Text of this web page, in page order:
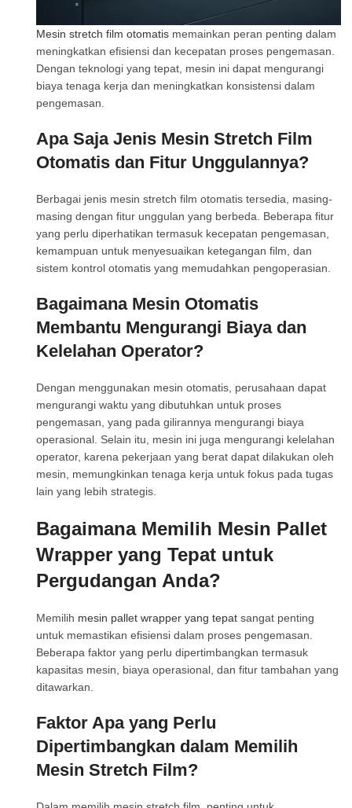
Mesin stretch film otomatis memainkan peran penting dalam
meningkatkan efisiensi dan kecepatan proses pengemasan.
Dengan teknologi yang tepat, mesin ini dapat mengurangi
biaya tenaga kerja dan meningkatkan konsistensi dalam
pengemasan.
Apa Saja Jenis Mesin Stretch Film
Otomatis dan Fitur Unggulannya?
Berbagai jenis mesin stretch film otomatis tersedia, masing-
masing dengan fitur unggulan yang berbeda. Beberapa fitur
yang perlu diperhatikan termasuk kecepatan pengemasan,
kemampuan untuk menyesuaikan ketegangan film, dan
sistem kontrol otomatis yang memudahkan pengoperasian.
Bagaimana Mesin Otomatis
Membantu Mengurangi Biaya dan
Kelelahan Operator?
Dengan menggunakan mesin otomatis, perusahaan dapat
mengurangi waktu yang dibutuhkan untuk proses
pengemasan, yang pada gilirannya mengurangi biaya
operasional. Selain itu, mesin ini juga mengurangi kelelahan
operator, karena pekerjaan yang berat dapat dilakukan oleh
mesin, memungkinkan tenaga kerja untuk fokus pada tugas
lain yang lebih strategis.
Bagaimana Memilih Mesin Pallet
Wrapper yang Tepat untuk
Pergudangan Anda?
Memilih mesin pallet wrapper yang tepat sangat penting
untuk memastikan efisiensi dalam proses pengemasan.
Beberapa faktor yang perlu dipertimbangkan termasuk
kapasitas mesin, biaya operasional, dan fitur tambahan yang
ditawarkan.
Faktor Apa yang Perlu
Dipertimbangkan dalam Memilih
Mesin Stretch Film?